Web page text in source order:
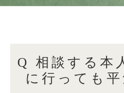
Q 相談する本
に行っても平